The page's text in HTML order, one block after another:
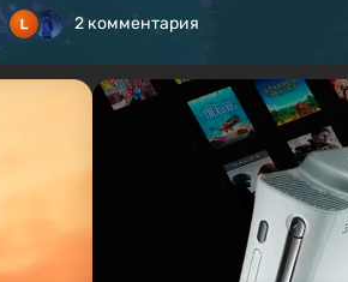
2 комментария